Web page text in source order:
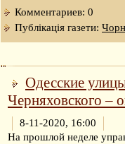
Комментариев: 0
Публікація газети:
Одесские
Черняховского –
8-11-2020, 16:00
На прошлой неделе